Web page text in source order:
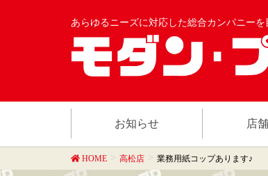
あらゆるニーズに対応した総合カンパニーを
お知らせ 店
HOME 高松店 業務用紙コップあります♪